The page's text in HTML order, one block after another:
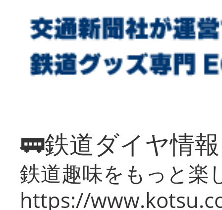
🚃鉄道ダイヤ情
鉄道趣味をもっと楽
https://